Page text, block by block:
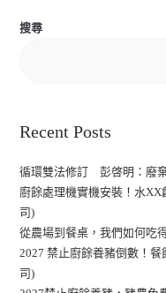
搜尋
Recent Posts
循環雙法修訂 彭啓明：廢
廚餘處理機實機安裝！水
司)
從農場到餐桌，我們如何吃
2027 禁止廚餘養豬倒數！
司)